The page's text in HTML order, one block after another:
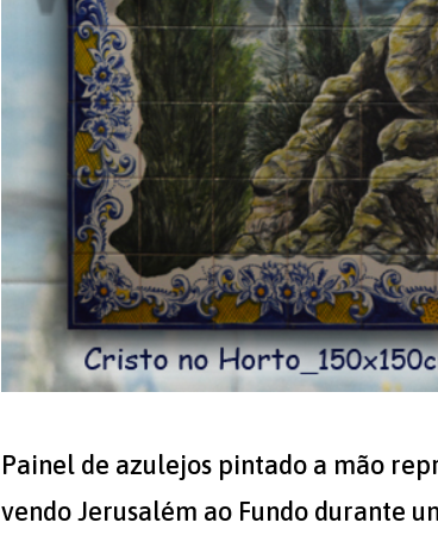
Painel de azulejos pintado a mão
vendo Jerusalém ao Fundo durante